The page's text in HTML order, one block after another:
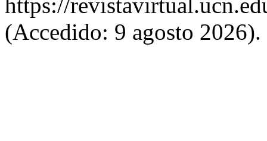
(Accedido: 9 agosto 2026).